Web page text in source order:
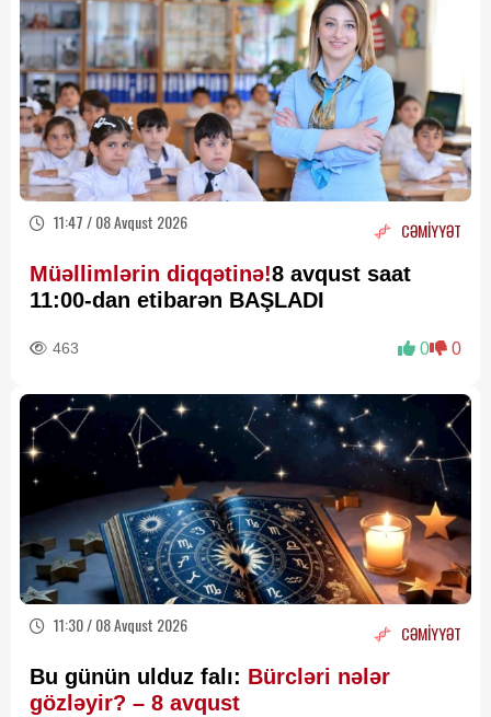
11:47 / 08 Avqust 2026 CƏMİYYƏT
Müəllimlərin diqqətinə!8 avqust saat
11:00-dan etibarən BAŞLADI
463 0 0
11:30 / 08 Avqust 2026 CƏMİYYƏT
Bu günün ulduz falı: Bürcləri nələr
gözləyir? – 8 avqust